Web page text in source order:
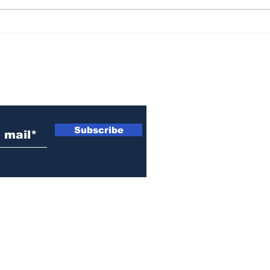
Subscribe